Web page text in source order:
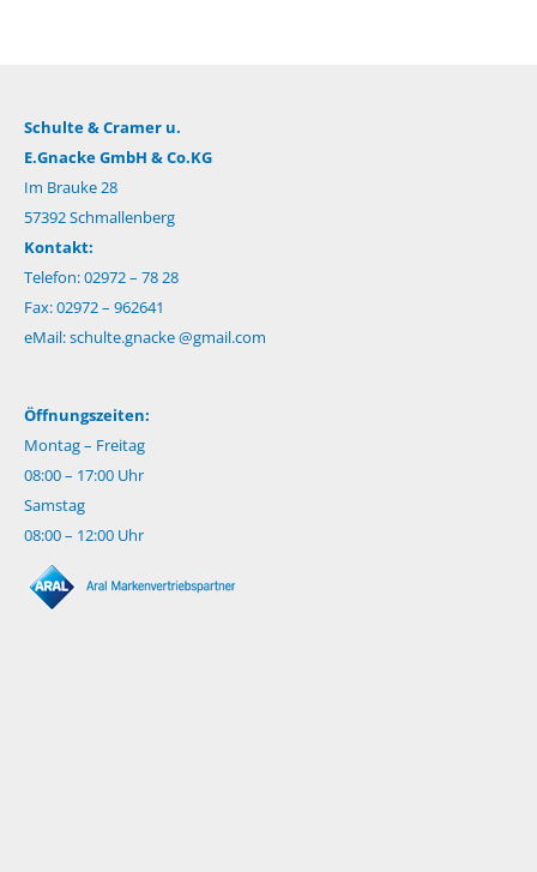
Schulte & Cramer u.
E.Gnacke GmbH & Co.KG
Im Brauke 28
57392 Schmallenberg
Kontakt:
Telefon: 02972 – 78 28
Fax: 02972 – 962641
eMail:schulte.gnacke @gmail.com
Öffnungszeiten:
Montag – Freitag
08:00 – 17:00 Uhr
Samstag
08:00 – 12:00 Uhr